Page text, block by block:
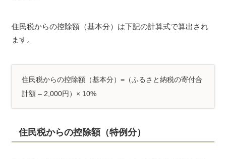
住民税からの控除額（基本分）は下記の計算式で算出され
ます。
住民税からの控除額（基本分）=（ふるさと納税の寄付合
計額 – 2,000円）× 10%
住民税からの控除額（特例分）